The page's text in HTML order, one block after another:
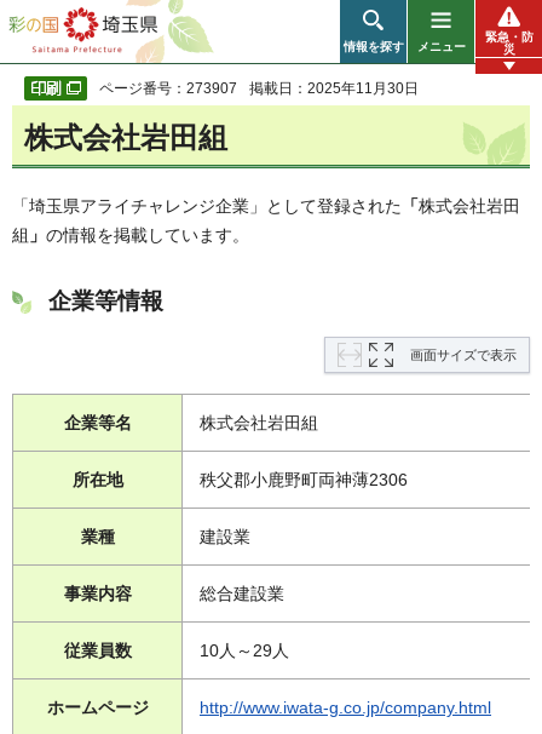
彩の国 埼玉県
情報を探す メニュー
緊急・防
災
ページ番号：273907 掲載日：2025年11月30日
株式会社岩田組
「埼玉県アライチャレンジ企業」として登録された 「株式会社岩田
組 」 の情報を掲載しています。
企業等情報
画面サイズで表示
企業等名 株式会社岩田組
所在地 秩父郡小鹿野町両神薄2306
業種 建設業
事業内容 総合建設業
従業員数 10人～29人
ホームページ http://www.iwata-g.co.jp/company.html